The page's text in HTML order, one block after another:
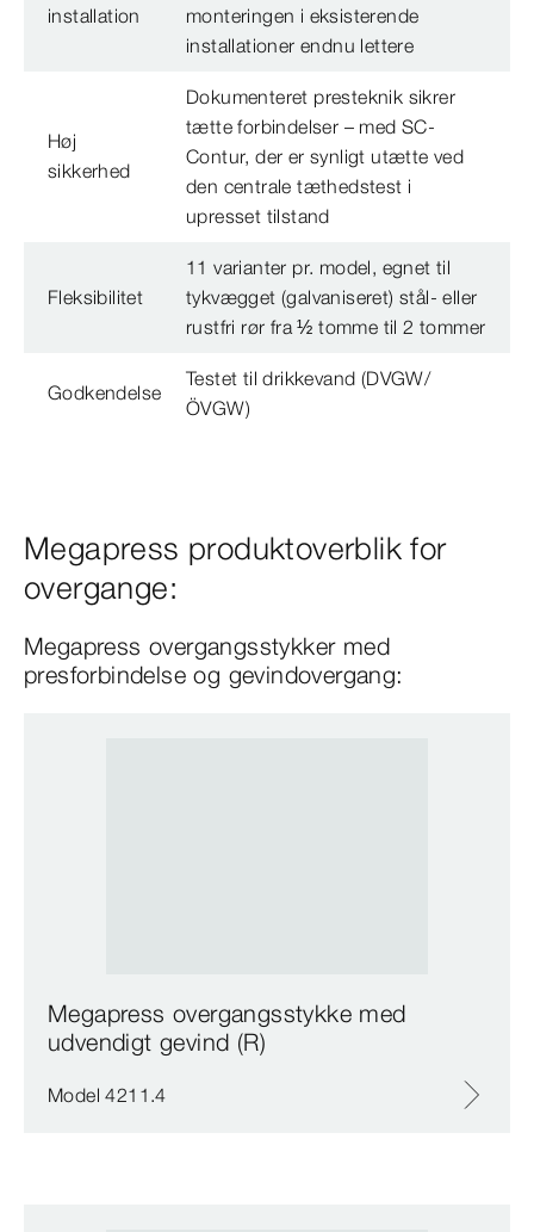
installation
monteringen i eksisterende
installationer endnu lettere
Høj
sikkerhed
Dokumenteret presteknik sikrer
tætte forbindelser – med SC-
Contur, der er synligt utætte ved
den centrale tæthedstest i
upresset tilstand
Fleksibilitet
11 varianter pr. model, egnet til
tykvægget (galvaniseret) stål- eller
rustfri rør fra ½ tomme til 2 tommer
Godkendelse
Testet til drikkevand (DVGW/
ÖVGW)
Megapress produktoverblik for
overgange:
Megapress overgangsstykker med
presforbindelse og gevindovergang:
Megapress overgangsstykke med
udvendigt gevind (R)
Model 4211.4